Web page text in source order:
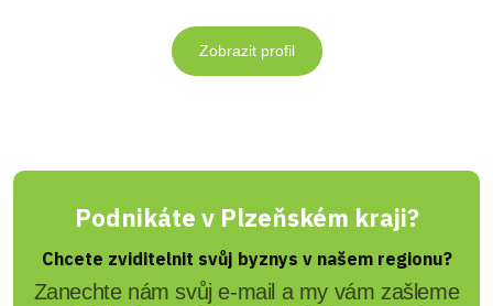
Zobrazit profil
Podnikáte v Plzeňském kraji?
Chcete zviditelnit svůj byznys v našem regionu?
Zanechte nám svůj e-mail a my vám zašleme